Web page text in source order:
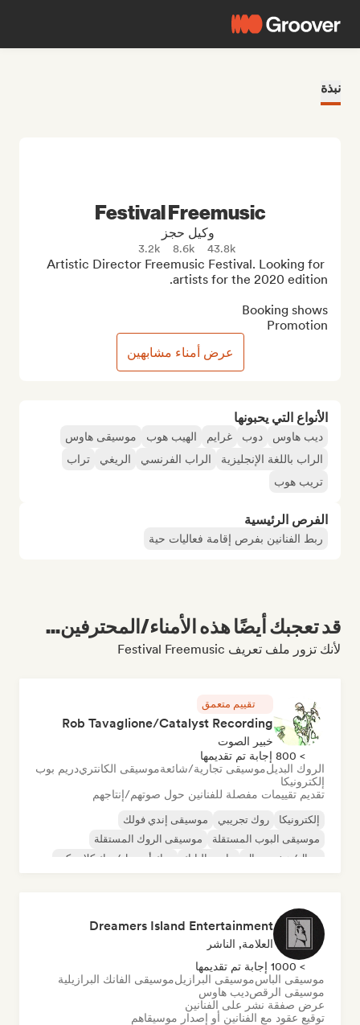
نبذة
الأنواع التي يحبونها
ديب هاوس دوب غرايم الهيب هوب
موسيقى هاوس
الراب باللغة الإنجليزية
الراب الفرنسي الريغي
تراب
تريب هوب
الفرص الرئيسية
ربط الفنانين بفرص إقامة فعاليات حية
Festival Freemusic
وكيل حجز
43.8k
8.6k
3.2k
Artistic Director Freemusic Festival. Looking for
Promotion
عرض أمناء مشابهين
قد تعجبك أيضًا هذه الأمناء/المحترفين...
لأنك تزور ملف تعريف Festival Freemusic
تقييم متعمق
Rob Tavaglione/Catalyst Recording
خبير الصوت
> 800 إجابة تم تقديمها
الروك البديلموسيقى تجارية/شائعةموسيقى الكانتريدريم بوب
إلكترونيكا
تقديم تقييمات مفصلة للفنانين حول صوتهم/إنتاجهم
إلكترونيكا روك تجريبي
موسيقى إندي فولك
موسيقى البوب المستقلة
موسيقى الروك المستقلة
ميتال/هيفي ميتال
ما بعد البانك روك أند رول/روك كلاسيكي
Dreamers Island Entertainment
العلامة, الناشر
> 1000 إجابة تم تقديمها
موسيقى الباسموسيقى البرازيلموسيقى الفانك البرازيلية
موسيقى الرقصديب هاوس
عرض صفقة نشر على الفنانين
توقيع عقود مع الفنانين أو إصدار موسيقاهم